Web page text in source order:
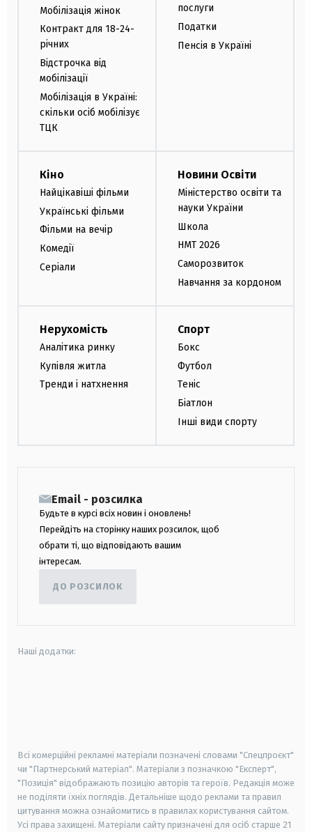
Мобілізація жінок
Контракт для 18-24-
річних
Відстрочка від
мобілізації
Мобілізація в Україні:
скільки осіб мобілізує
ТЦК
послуги
Податки
Пенсія в Україні
Кіно
Найцікавіші фільми
Українські фільми
Фільми на вечір
Комедії
Серіали
Новини Освіти
Міністерство освіти та
науки України
Школа
НМТ 2026
Саморозвиток
Навчання за кордоном
Нерухомість
Аналітика ринку
Купівля житла
Тренди і натхнення
Спорт
Бокс
Футбол
Теніс
Біатлон
Інші види спорту
Email - розсилка
Будьте в курсі всіх новин і оновлень!
Перейдіть на сторінку наших розсилок, щоб
обрати ті, що відповідають вашим
інтересам.
ДО РОЗСИЛОК
Наші додатки:
Всі комерційні рекламні матеріали позначені словами "Спецпроєкт"
чи "Партнерський матеріал". Матеріали з позначкою "Експерт",
"Позиція" відображають позицію авторів та героїв. Редакція може
не поділяти їхніх поглядів. Детальніше щодо реклами та правил
цитування можна ознайомитись в правилах користування сайтом.
Усі права захищені. Матеріали сайту призначені для осіб старше 21